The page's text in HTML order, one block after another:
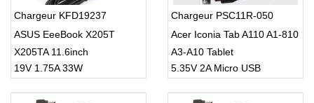
Chargeur KFD19237
ASUS EeeBook X205T
X205TA 11.6inch
19V 1.75A 33W
Chargeur PSC11R-050
Acer Iconia Tab A110 A1-810
A3-A10 Tablet
5.35V 2A Micro USB